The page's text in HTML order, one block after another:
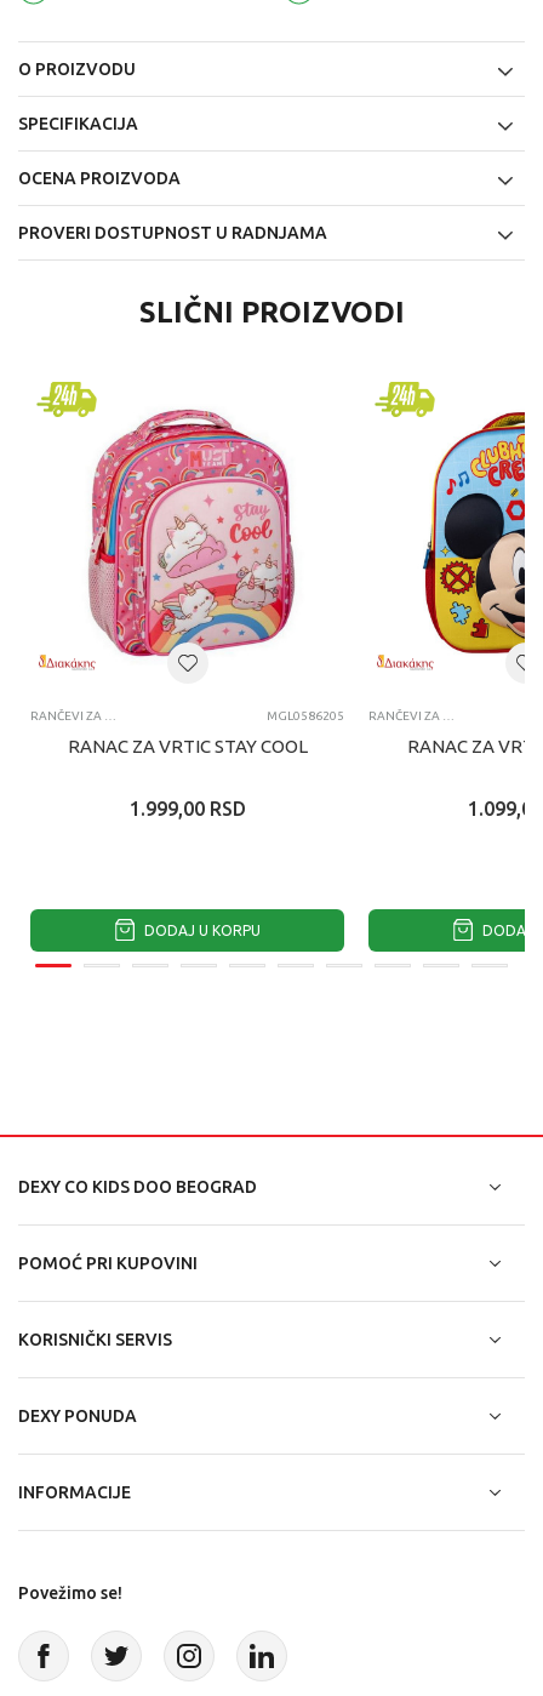
O PROIZVODU
SPECIFIKACIJA
OCENA PROIZVODA
PROVERI DOSTUPNOST U RADNJAMA
SLIČNI PROIZVODI
RANČEVI ZA VRTIĆ MGL0586205
RANAC ZA VRTIC STAY COOL
1.999,00 RSD
DODAJ U KORPU
RANČEVI ZA VRTIĆ
RANAC ZA
1.099,00
DODAJ
DEXY CO KIDS DOO BEOGRAD
POMOĆ PRI KUPOVINI
KORISNIČKI SERVIS
DEXY PONUDA
INFORMACIJE
Povežimo se!